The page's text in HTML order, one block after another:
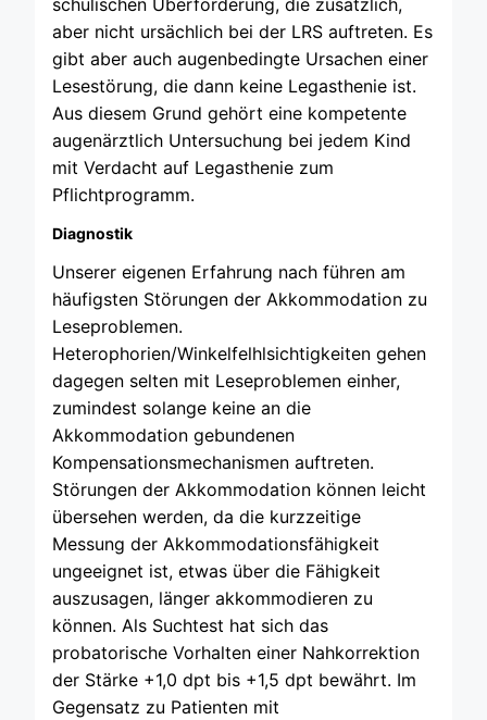
schulischen Überforderung, die zusätzlich,
aber nicht ursächlich bei der LRS auftreten. Es
gibt aber auch augenbedingte Ursachen einer
Lesestörung, die dann keine Legasthenie ist.
Aus diesem Grund gehört eine kompetente
augenärztlich Untersuchung bei jedem Kind
mit Verdacht auf Legasthenie zum
Pflichtprogramm.
Diagnostik
Unserer eigenen Erfahrung nach führen am
häufigsten Störungen der Akkommodation zu
Leseproblemen.
Heterophorien/Winkelfelhlsichtigkeiten gehen
dagegen selten mit Leseproblemen einher,
zumindest solange keine an die
Akkommodation gebundenen
Kompensationsmechanismen auftreten.
Störungen der Akkommodation können leicht
übersehen werden, da die kurzzeitige
Messung der Akkommodationsfähigkeit
ungeeignet ist, etwas über die Fähigkeit
auszusagen, länger akkommodieren zu
können. Als Suchtest hat sich das
probatorische Vorhalten einer Nahkorrektion
der Stärke +1,0 dpt bis +1,5 dpt bewährt. Im
Gegensatz zu Patienten mit